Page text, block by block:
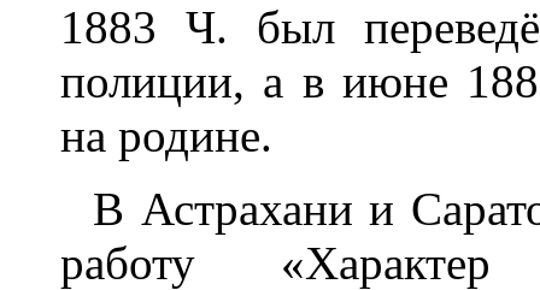
1883 Ч. был
полиции, а в июне
на родине.
В Астрахани и
работу «Характер